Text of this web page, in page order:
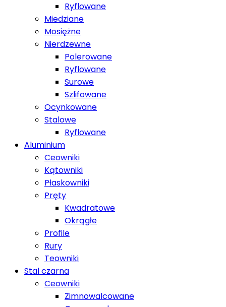
Ryflowane
Miedziane
Mosiężne
Nierdzewne
Polerowane
Ryflowane
Surowe
Szlifowane
Ocynkowane
Stalowe
Ryflowane
Aluminium
Ceowniki
Kątowniki
Płaskowniki
Pręty
Kwadratowe
Okrągłe
Profile
Rury
Teowniki
Stal czarna
Ceowniki
Zimnowalcowane